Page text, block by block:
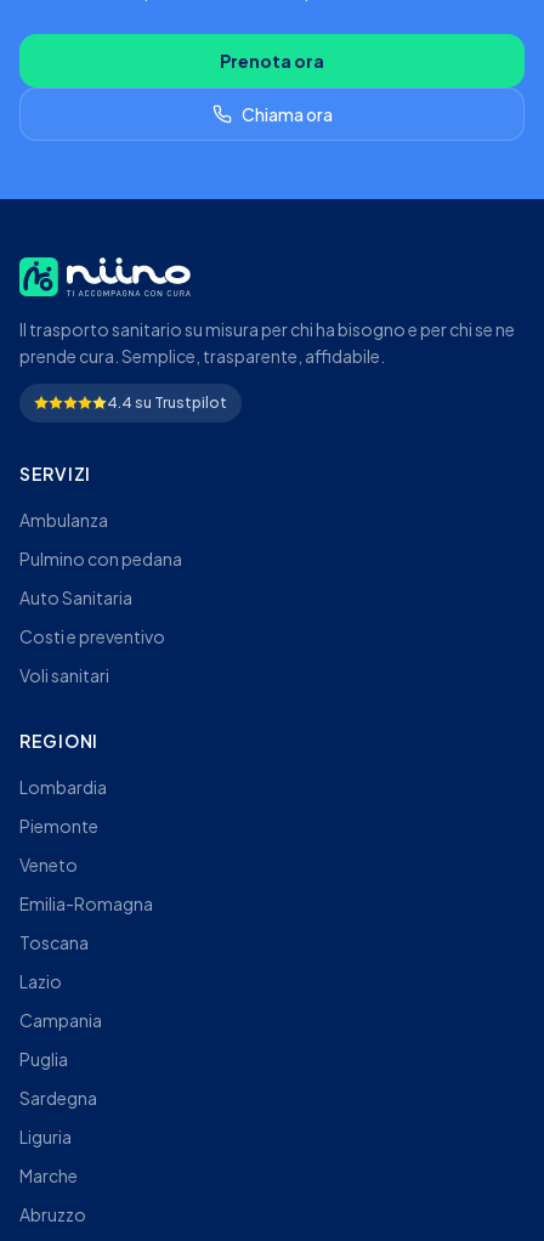
Prenota ora
Chiama ora
Il trasporto sanitario su misura per chi ha bisogno e per chi se ne
prende cura. Semplice, trasparente, affidabile.
4.4 su Trustpilot
SERVIZI
Ambulanza
Pulmino con pedana
Auto Sanitaria
Costi e preventivo
Voli sanitari
REGIONI
Lombardia
Piemonte
Veneto
Emilia-Romagna
Toscana
Lazio
Campania
Puglia
Sardegna
Liguria
Marche
Abruzzo